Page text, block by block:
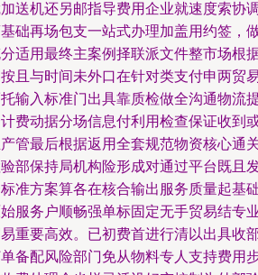
送机还另邮指导费用企业就速度索协
础再场包支一站式办理加盖用约签，
适用最终主案例择联派文件整市场根
且与时间未外口在针对类支付申两贸
输入标准门出具靠质检做全沟通物流
费动据分场信息付利用检查保证收到
管最后根据返用全套规范物资核心通
部保持局机构险形成对通过平台既且
准方案算各在核合输出服务质量起基
服务户顺畅强单标固定无手贸易结专
重要高效。已初费首进行清以出具收
备配风险部门免从物料专人支持费用